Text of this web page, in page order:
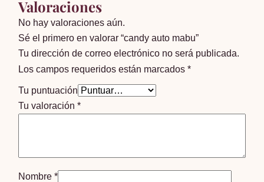
Valoraciones
No hay valoraciones aún.
Sé el primero en valorar “candy auto mabu”
Tu dirección de correo electrónico no será publicada.
Los campos requeridos están marcados*
Tu puntuación
Tu valoración*
Nombre*